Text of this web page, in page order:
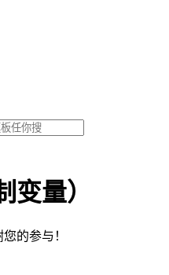
量）
的参与！